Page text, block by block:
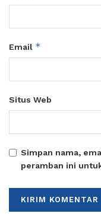
Email *
Situs Web
Simpan nama,
peramban ini